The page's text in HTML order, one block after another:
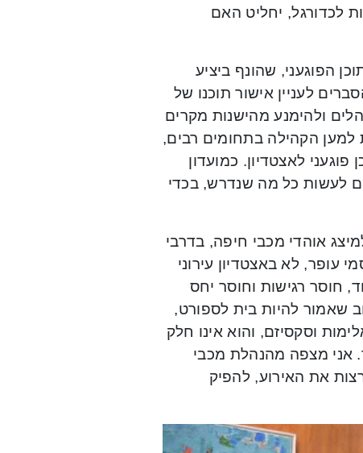
לכדורגל, יחליט האם
הפוגעני, שהונף ביציע
לעניין אישור תוכנו של
ולהימנע מהישנות מקרים
למען הקהילה בתחומים רבים,
לאצטדיון. כמועדון
לעשות כל מה שנדרש, בכדי
אוהדי מכבי חיפה, בדרבי
עופר, לא באצטדיון עירוני
חוסר רגישות וחוסר יחס
שאמור להיות בית לספורט,
וסקסיזם, והוא אינו חלק
אני מצפה מהנהלת מכבי
את האירוע, להפיק